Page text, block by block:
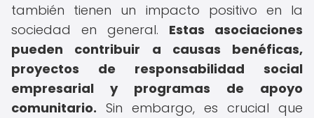
también tienen un impacto positivo en la
sociedad en general. Estas asociaciones
pueden contribuir a causas benéficas,
proyectos de responsabilidad social
empresarial y programas de apoyo
comunitario. Sin embargo, es crucial que